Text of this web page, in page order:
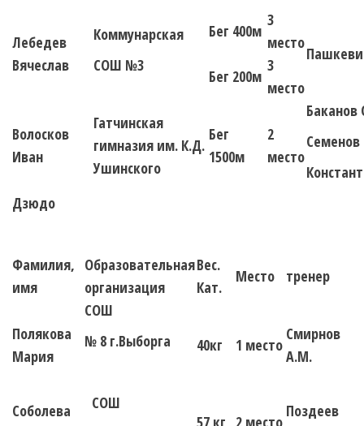
Лебедев
Вячеслав
Коммунарская
СОШ №3
Бег 400м
3
место
Бег 200м
3
место
Волосков
Иван
Гатчинская
гимназия им. К.Д.
Ушинского
Бег
1500м
2
место
Баканов
Семенов
Дзюдо
Фамилия,
имя
Образовательная
организация
Вес.
Кат.
Место тренер
Полякова
Мария
СОШ
№ 8 г.Выборга
40кг 1 место
Смирнов
А.М.
Соболева
СОШ
Поздеев